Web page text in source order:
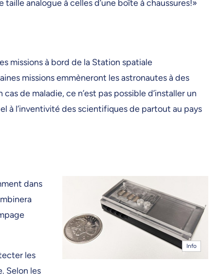
analogue à celles d’une boîte à chaussures!»
missions à bord de la Station spatiale
missions emmèneront les astronautes à des
de maladie, ce n’est pas possible d’installer un
à l’inventivité des scientifiques de partout au pays
Info
dans
les
Selon les